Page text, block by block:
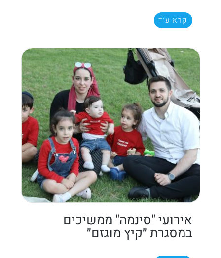
קרא עוד
אירועי "סינמה" ממשיכים
במסגרת ״קיץ מוגזם״